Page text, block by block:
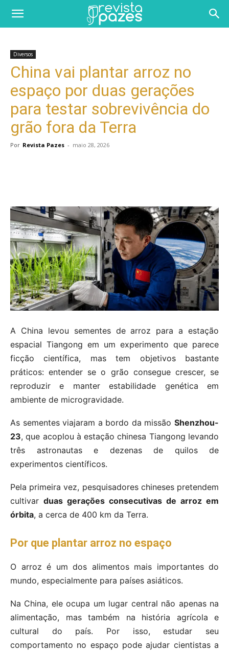
Diversos
China vai plantar arroz no
espaço por duas gerações
para testar sobrevivência do
grão fora da Terra
Por Revista Pazes - maio 28, 2026
A China levou sementes de arroz para a estação
espacial Tiangong em um experimento que parece
ficção científica, mas tem objetivos bastante
práticos: entender se o grão consegue crescer, se
reproduzir e manter estabilidade genética em
ambiente de microgravidade.
As sementes viajaram a bordo da missão Shenzhou-
23, que acoplou à estação chinesa Tiangong levando
três astronautas e dezenas de quilos de
experimentos científicos.
Pela primeira vez, pesquisadores chineses pretendem
cultivar duas gerações consecutivas de arroz em
órbita, a cerca de 400 km da Terra.
Por que plantar arroz no espaço
O arroz é um dos alimentos mais importantes do
mundo, especialmente para países asiáticos.
Na China, ele ocupa um lugar central não apenas na
alimentação, mas também na história agrícola e
cultural do país. Por isso, estudar seu
comportamento no espaço pode ajudar cientistas a